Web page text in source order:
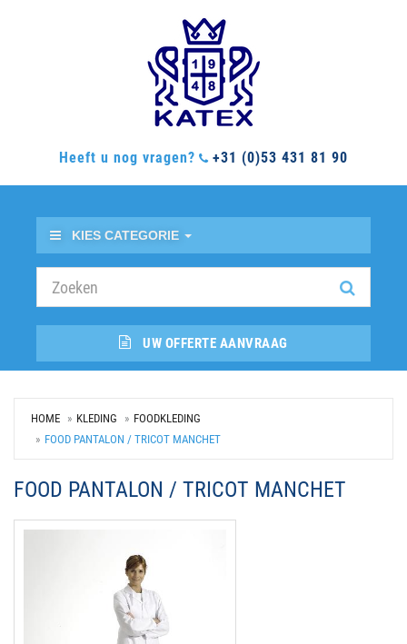
Heeft u nog vragen? +31 (0)53 431 81 90
KIES CATEGORIE
UW OFFERTE AANVRAAG
HOME KLEDING
FOODKLEDING
FOOD PANTALON / TRICOT MANCHET
FOOD PANTALON / TRICOT MANCHET